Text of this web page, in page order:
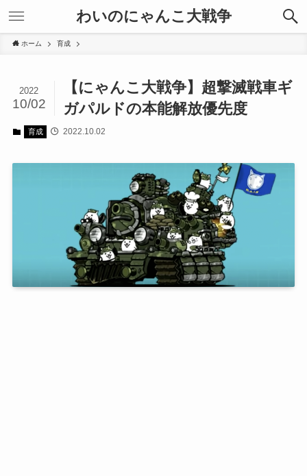
わいのにゃんこ大戦争
ホーム 育成
【にゃんこ大戦争】超撃滅戦車ギ
ガパルドの本能解放優先度
2022
10/02
育成 2022.10.02